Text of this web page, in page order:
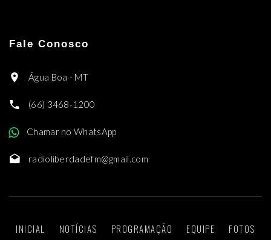
Fale Conosco
Água Boa - MT
(66) 3468-1200
Chamar no WhatsApp
radioliberdadefm@gmail.com
INICIAL NOTÍCIAS PROGRAMAÇÃO EQUIPE FOTOS